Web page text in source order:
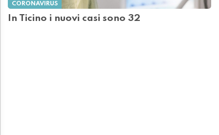
CORONAVIRUS
In Ticino i nuovi casi sono 32